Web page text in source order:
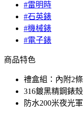
#雷明時
#石英錶
#機械錶
#電子錶
商品特色
禮盒組：內附2
316鍍黑精鋼錶
防水200米夜光